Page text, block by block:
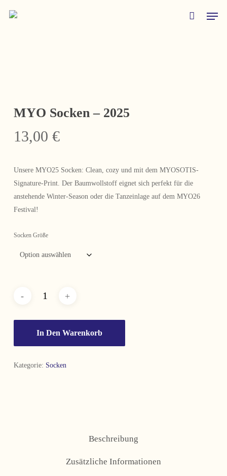
Menu
MYO Socken – 2025
13,00 €
Unsere MYO25 Socken: Clean, cozy und mit dem MYOSOTIS-
Signature-Print. Der Baumwollstoff eignet sich perfekt für die
anstehende Winter-Season oder die Tanzeinlage auf dem MYO26
Festival!
Socken Größe
In Den Warenkorb
Kategorie: Socken
Beschreibung
Zusätzliche Informationen